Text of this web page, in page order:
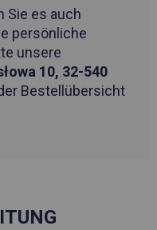
Sie es auch
persönliche
unsere
10, 32-540
Bestellübersicht